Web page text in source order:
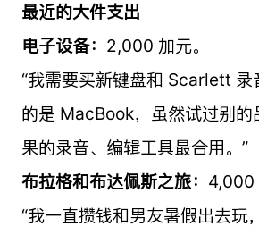
最近的大件支出
电子设备： 2,000 加元。
“我需要买新键盘和 Scarlett 录
的是 MacBook，虽然试过别的
果的录音、编辑工具最合用。”
布拉格和布达佩斯之旅： 4,000
“我一直攒钱和男友暑假出去玩